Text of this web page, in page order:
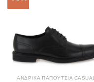
ΑΝΔΡΙΚΆ ΠΑΠΟΎΤΣΙΑ CASUAL